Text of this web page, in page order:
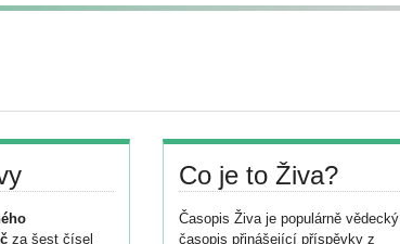
za šest čísel
Co je to Živa?
Časopis Živa je populárně vědecký
časopis přinášející příspěvky z